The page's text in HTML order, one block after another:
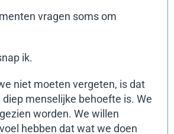
vragen soms om
ik.
niet moeten vergeten, is dat
menselijke behoefte is. We
worden. We willen
hebben dat wat we doen